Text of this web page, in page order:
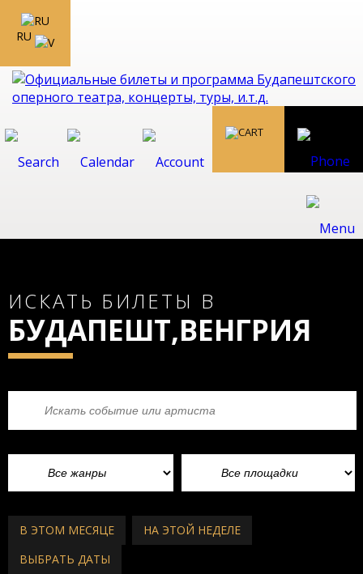
RU
ИСКАТЬ БИЛЕТЫ В
БУДАПЕШТ,ВЕНГРИЯ
В ЭТОМ МЕСЯЦЕ
НА ЭТОЙ НЕДЕЛЕ
ВЫБРАТЬ ДАТЫ